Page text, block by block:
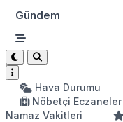
Gündem
Hava Durumu
Nöbetçi Eczaneler
Namaz Vakitleri